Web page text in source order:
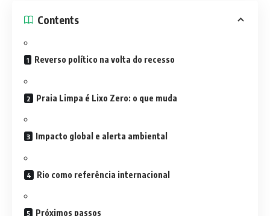
Contents
Reverso político na volta do recesso
Praia Limpa é Lixo Zero: o que muda
Impacto global e alerta ambiental
Rio como referência internacional
Próximos passos